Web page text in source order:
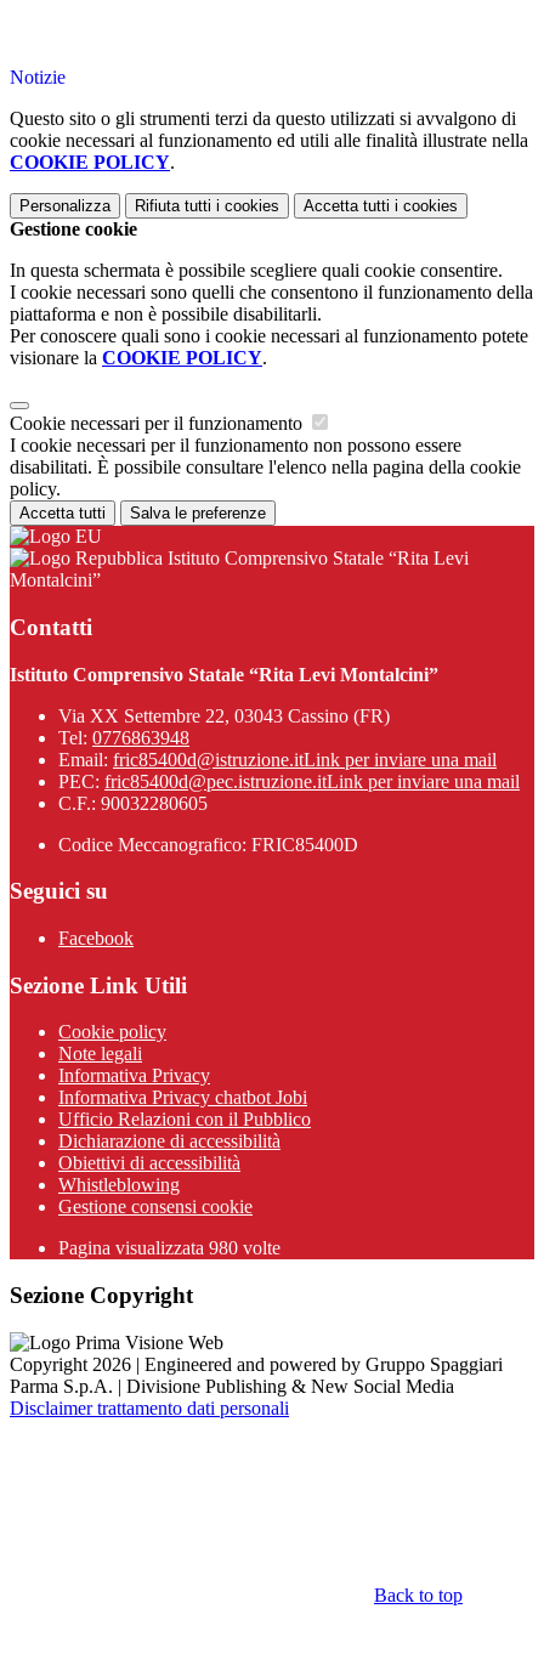
Notizie
Questo sito o gli strumenti terzi da questo utilizzati si avvalgono di
cookie necessari al funzionamento ed utili alle finalità illustrate nella
COOKIE POLICY.
Personalizza Rifiuta tutti i cookies Accetta tutti i cookies
Gestione cookie
In questa schermata è possibile scegliere quali cookie consentire.
I cookie necessari sono quelli che consentono il funzionamento della
piattaforma e non è possibile disabilitarli.
Per conoscere quali sono i cookie necessari al funzionamento potete
visionare la COOKIE POLICY.
Cookie necessari per il funzionamento
I cookie necessari per il funzionamento non possono essere
disabilitati. È possibile consultare l'elenco nella pagina della cookie
policy.
Accetta tutti Salva le preferenze
Istituto Comprensivo Statale “Rita Levi
Montalcini”
Contatti
Istituto Comprensivo Statale “Rita Levi Montalcini”
Via XX Settembre 22, 03043 Cassino (FR)
Tel: 0776863948
Email: fric85400d@istruzione.itLink per inviare una mail
PEC: fric85400d@pec.istruzione.itLink per inviare una mail
C.F.: 90032280605
Codice Meccanografico: FRIC85400D
Seguici su
Facebook
Sezione Link Utili
Cookie policy
Note legali
Informativa Privacy
Informativa Privacy chatbot Jobi
Ufficio Relazioni con il Pubblico
Dichiarazione di accessibilità
Obiettivi di accessibilità
Whistleblowing
Gestione consensi cookie
Pagina visualizzata 980 volte
Sezione Copyright
Copyright 2026 | Engineered and powered by Gruppo Spaggiari
Parma S.p.A. | Divisione Publishing & New Social Media
Disclaimer trattamento dati personali
Back to top